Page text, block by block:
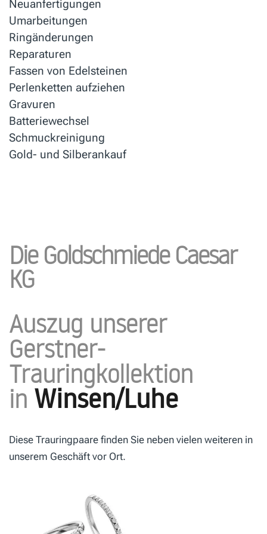
Neuanfertigungen
Umarbeitungen
Ringänderungen
Reparaturen
Fassen von Edelsteinen
Perlenketten aufziehen
Gravuren
Batteriewechsel
Schmuckreinigung
Gold- und Silberankauf
Die Goldschmiede Caesar
KG
Auszug unserer
Gerstner-
Trauringkollektion
in Winsen/Luhe
Diese Trauringpaare finden Sie neben vielen weiteren in
unserem Geschäft vor Ort.